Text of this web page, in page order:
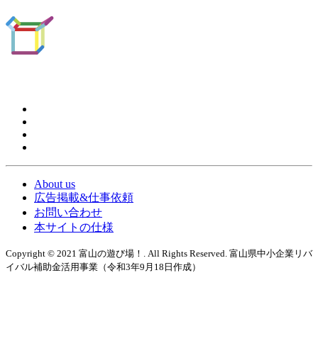
About us
広告掲載&仕事依頼
お問い合わせ
本サイトの仕様
Copyright © 2021 富山の遊び場！. All Rights Reserved. 富山県中小企業リバ
イバル補助金活用事業（令和3年9月18日作成）